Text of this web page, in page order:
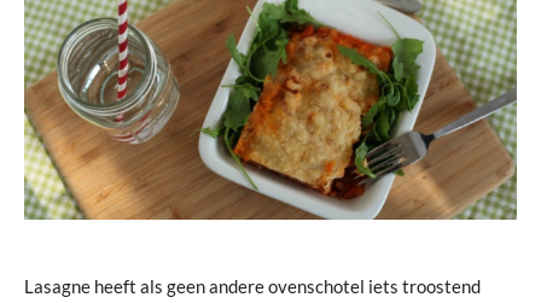
Lasagne heeft als geen andere ovenschotel iets troostend